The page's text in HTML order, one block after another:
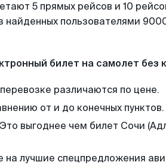
5 прямых рейсов и 10
найденных пользователями
билет на самолет без
различаются по цене.
от и до конечных пунктов.
выгоднее чем билет Сочи
лучшие спецпредложения